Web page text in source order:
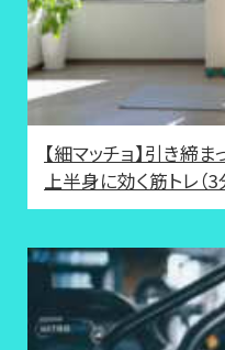
【細マッチョ】引き締
上半身に効く筋トレ（3